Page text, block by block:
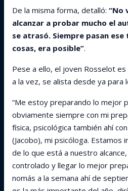
De la misma forma, detalló: “No
alcanzar a probar mucho el
se atrasó. Siempre pasan
cosas, era posible”.
Pese a ello, el joven Rosselot
a la vez, se alista desde ya para
“Me estoy preparando lo mejor
obviamente siempre con mi
física, psicológica también ahí con
(Jacobo), mi psicóloga. Estamos
de lo que está a nuestro
controlado y llegar lo mejor
nomás a la semana ahí de